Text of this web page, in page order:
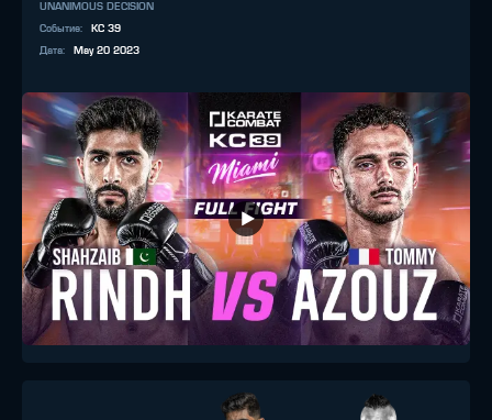
UNANIMOUS DECISION
Событие:
KC 39
Дата: May 20 2023